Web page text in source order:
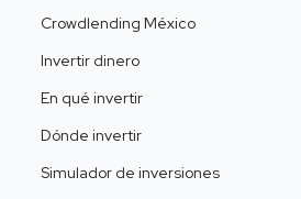
Crowdlending México
Invertir dinero
En qué invertir
Dónde invertir
Simulador de inversiones